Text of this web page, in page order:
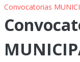
Convocatorias